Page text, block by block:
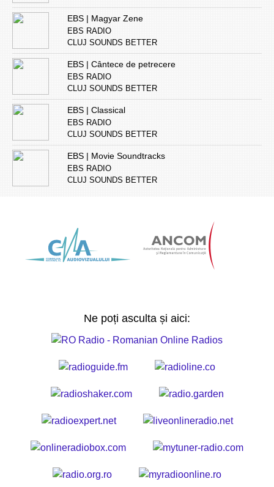
EBS | Magyar Zene
EBS RADIO
CLUJ SOUNDS BETTER
EBS | Cântece de petrecere
EBS RADIO
CLUJ SOUNDS BETTER
EBS | Classical
EBS RADIO
CLUJ SOUNDS BETTER
EBS | Movie Soundtracks
EBS RADIO
CLUJ SOUNDS BETTER
Ne poți asculta și aici: